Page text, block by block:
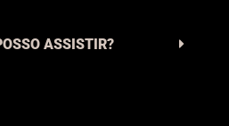
ASSISTIR?